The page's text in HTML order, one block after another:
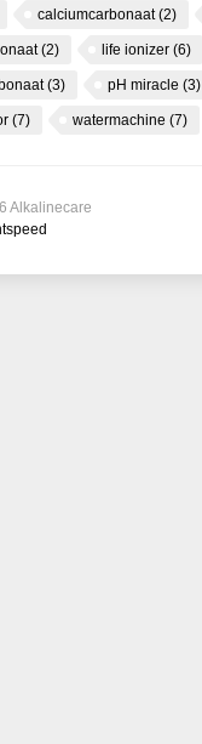
calciumcarbonaat(2)
(2) life ionizer (6)
(3) pH miracle (3)
(7) watermachine (7)
Alkalinecare